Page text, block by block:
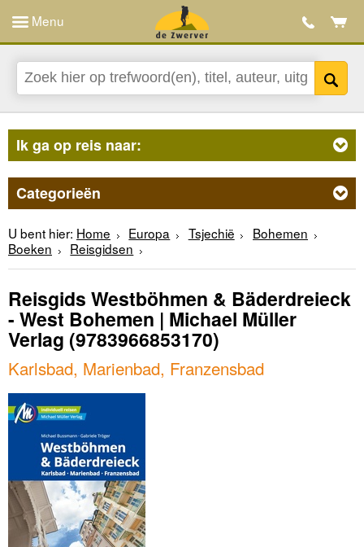
Menu
Ik ga op reis naar:
Categorieën
U bent hier: Home Europa Tsjechië
Bohemen
Boeken
Reisgidsen
Reisgids Westböhmen & Bäderdreieck
- West Bohemen | Michael Müller
Verlag (9783966853170)
Karlsbad, Marienbad, Franzensbad